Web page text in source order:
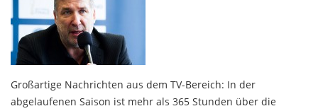
Großartige Nachrichten aus dem TV-Bereich: In der
abgelaufenen Saison ist mehr als 365 Stunden über die